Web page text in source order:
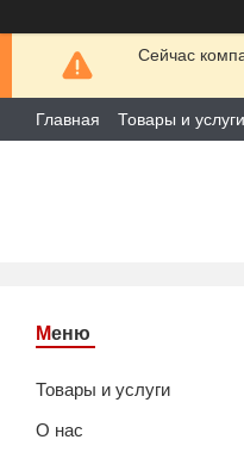
Сейчас
Главная Товары и услуги
Товары и услуги
О нас